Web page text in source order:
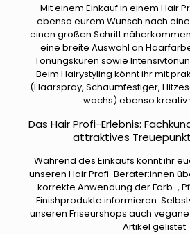
Mit einem Einkauf in einem Hair
ebenso eurem Wunsch nach
einen großen Schritt
eine breite Auswahl an
Tönungskuren sowie
Beim Hairystyling könnt ihr mit
(Haarspray, Schaumfestiger,
wachs) ebenso kreativ
Das Hair Profi-Erlebnis:
attraktives
Während des Einkaufs könnt ihr
unseren Hair Profi-Berater:innen
korrekte Anwendung der Farb-,
Finishprodukte informieren.
unseren Friseurshops auch
Artikel gelistet.